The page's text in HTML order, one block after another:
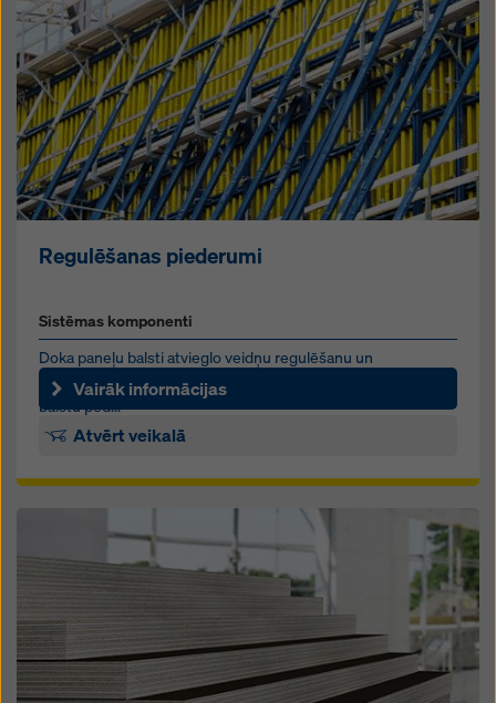
Regulēšanas piederumi
Sistēmas komponenti
Doka paneļu balsti atvieglo veidņu regulēšanu un
izlīdzināšanu. Modulārā regulējamo balstu, atbalsta galvu un
balstu pēd...
Vairāk informācijas
Atvērt veikalā